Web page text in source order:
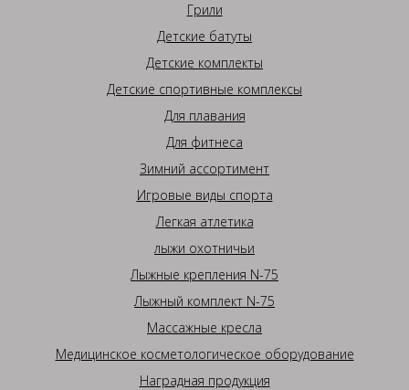
Грили
Детские батуты
Детские комплекты
Детские спортивные комплексы
Для плавания
Для фитнеса
Зимний ассортимент
Игровые виды спорта
Легкая атлетика
лыжи охотничьи
Лыжные крепления N-75
Лыжный комплект N-75
Массажные кресла
Медицинское косметологическое оборудование
Наградная продукция